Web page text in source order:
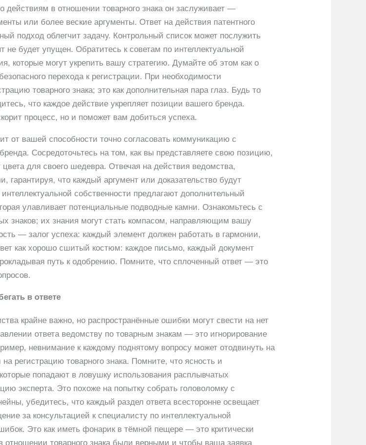
действиям в отношении товарного знака он заслуживает —
или более веские аргументы. Ответ на действия патентного
подход облегчит задачу. Контрольный список может послужить
не будет упущен. Обратитесь к советам по интеллектуальной
которые могут укрепить вашу стратегию. Думайте об этом как о
перехода к регистрации. При необходимости
товарного знака; это как дополнительная пара глаз. Будь то
что каждое действие укрепляет позиции вашего бренда.
процесс, но и поможет вам добиться успеха.
от вашей способности точно согласовать коммуникацию с
Сосредоточьтесь на том, как вы представляете свою позицию,
для своего шедевра. Отвечая на действия ведомства,
гарантируя, что каждый аргумент или доказательство будут
собственности предлагают дополнительный
улавливает потенциальные подводные камни. Ознакомьтесь с
знаков; их знания могут стать компасом, направляющим вашу
— залог успеха: каждый элемент должен работать в гармонии,
как хорошо сшитый костюм: каждое письмо, каждый документ
путь к одобрению. Помните, что сплоченный ответ — это
в ответе
крайне важно, но распространённые ошибки могут свести на нет
ответа ведомству по товарным знакам — это игнорирование
невнимание к каждому поднятому вопросу может отодвинуть на
регистрацию товарного знака. Помните, что ясность и
попадают в ловушку использования расплывчатых
эксперта. Это похоже на попытку собрать головоломку с
убедитесь, что каждый раздел ответа всесторонне освещает
за консультацией к специалисту по интеллектуальной
Это как иметь фонарик в тёмной пещере — это критически
товарного знака были верными и чтобы ваша заявка